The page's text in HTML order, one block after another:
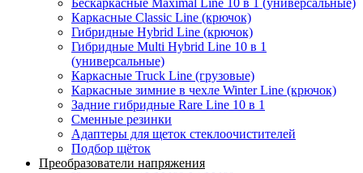
Бескаркасные Maximal Line 10 в 1 (универсальные)
Каркасные Classic Line (крючок)
Гибридные Hybrid Line (крючок)
Гибридные Multi Hybrid Line 10 в 1
(универсальные)
Каркасные Truck Line (грузовые)
Каркасные зимние в чехле Winter Line (крючок)
Задние гибридные Rare Line 10 в 1
Сменные резинки
Адаптеры для щеток стеклоочистителей
Подбор щёток
Преобразователи напряжения